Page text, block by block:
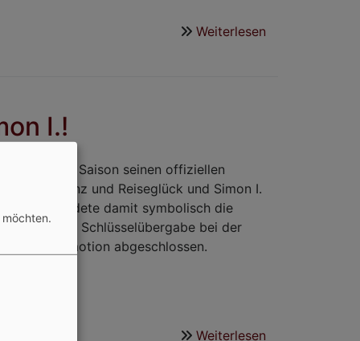
Weiterlesen
I.!
unserer Saison seinen offiziellen
Gardetanz und Reiseglück und Simon I.
– und beendete damit symbolisch die
mit der Schlüsselübergabe bei der
Emotion abgeschlossen.
Weiterlesen